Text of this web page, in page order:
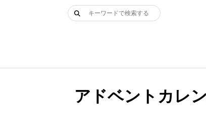
検
アドベントカレ